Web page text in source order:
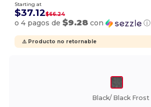
Starting at
$37.12$66.24
o 4 pagos de$9.28 con ⓘ
⚠️ Producto no retornable
Black/ Black Frost